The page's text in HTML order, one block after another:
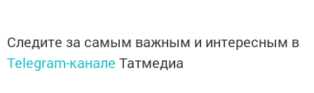
Следите за самым важным и интересным в
Telegram-канале Татмедиа